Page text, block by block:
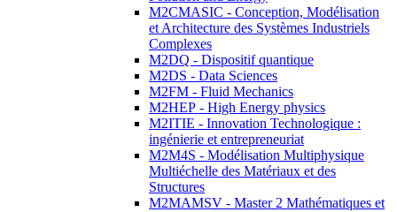
M2CMASIC - Conception, Modélisation
et Architecture des Systèmes Industriels
Complexes
M2DQ - Dispositif quantique
M2DS - Data Sciences
M2FM - Fluid Mechanics
M2HEP - High Energy physics
M2ITIE - Innovation Technologique :
ingénierie et entrepreneuriat
M2M4S - Modélisation Multiphysique
Multiéchelle des Matériaux et des
Structures
M2MAMSV - Master 2 Mathématiques et